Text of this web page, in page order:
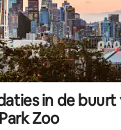
in de buurt
Zoo